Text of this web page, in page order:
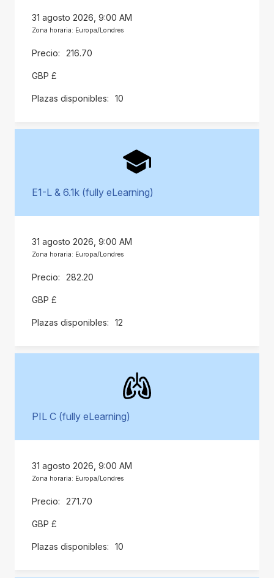
31 agosto 2026, 9:00 AM
Zona horaria: Europa/Londres
216.70
GBP £
10
E1-L & 6.1k (fully eLearning)
31 agosto 2026, 9:00 AM
Zona horaria: Europa/Londres
282.20
GBP £
12
PIL C (fully eLearning)
31 agosto 2026, 9:00 AM
Zona horaria: Europa/Londres
271.70
GBP £
10